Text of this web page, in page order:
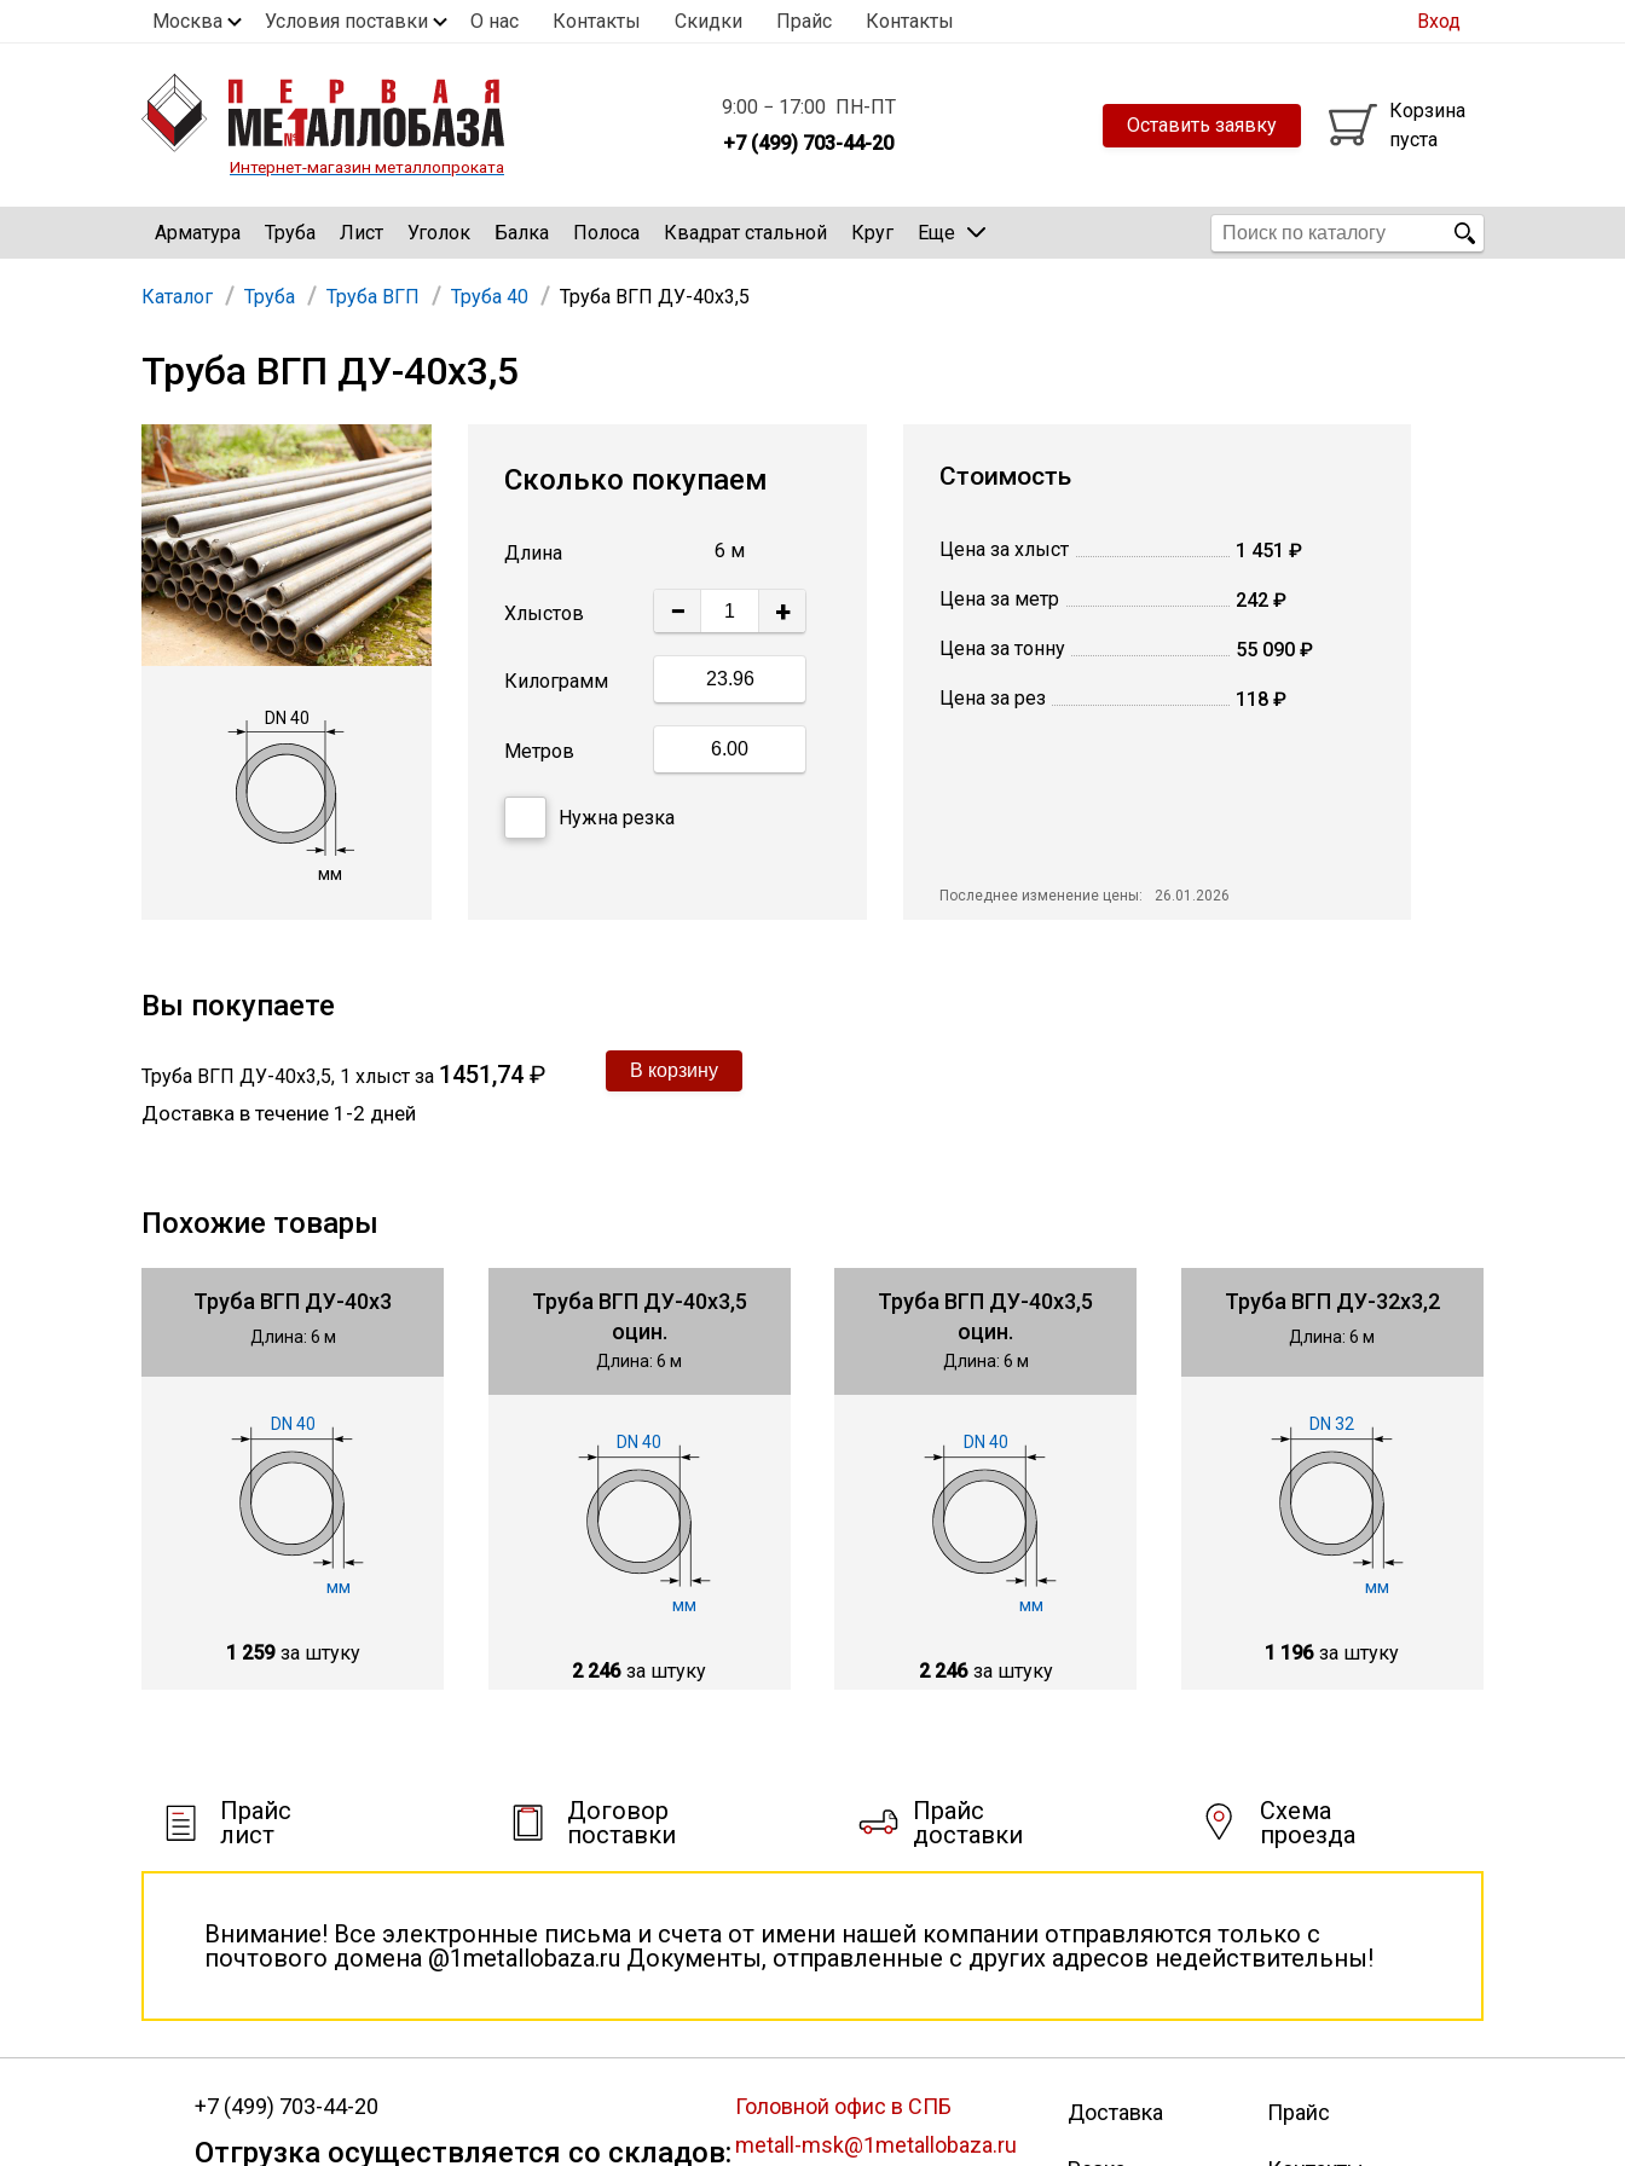
Москва Условия поставки О нас Контакты Скидки Прайс Контакты Вход
Интернет-магазин металлопроката
9:00 − 17:00 ПН-ПТ
+7 (499) 703-44-20
Корзина
пуста
Оставить заявку
Арматура Труба Лист Уголок Балка Полоса Квадрат стальной Круг Еще
Каталог Труба Труба ВГП Труба 40 Труба ВГП ДУ-40х3,5
Труба ВГП ДУ-40х3,5
DN 40
мм
Сколько покупаем
Длина 6 м
Хлыстов − +
Килограмм
Метров
Нужна резка
Стоимость
Цена за хлыст 1 451 ₽
Цена за метр 242 ₽
Цена за тонну 55 090 ₽
Цена за рез 118 ₽
Последнее изменение цены: 26.01.2026
Вы покупаете
Труба ВГП ДУ-40х3,5, 1 хлыст за 1451,74 ₽
Доставка в течение 1-2 дней
Похожие товары
Труба ВГП ДУ-40х3
Длина: 6 м
DN 40
мм
1 259 за штуку
Труба ВГП ДУ-40х3,5
оцин.
Длина: 6 м
DN 40
мм
2 246 за штуку
Труба ВГП ДУ-40х3,5
оцин.
Длина: 6 м
DN 40
мм
2 246 за штуку
Труба ВГП ДУ-32х3,2
Длина: 6 м
DN 32
мм
1 196 за штуку
Прайс
лист
Договор
поставки
Прайс
доставки
Схема
проезда
Внимание! Все электронные письма и счета от имени нашей компании отправляются только с
почтового домена @1metallobaza.ru Документы, отправленные с других адресов недействительны!
+7 (499) 703-44-20
Отгрузка осуществляется со складов:
Головной офис в СПБ
metall-msk@1metallobaza.ru
Доставка Прайс